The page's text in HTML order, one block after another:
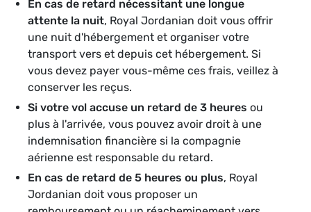
En cas de retard nécessitant une longue
attente la nuit, Royal Jordanian doit vous offrir
une nuit d'hébergement et organiser votre
transport vers et depuis cet hébergement. Si
vous devez payer vous-même ces frais, veillez à
conserver les reçus.
Si votre vol accuse un retard de 3 heures ou
plus à l'arrivée, vous pouvez avoir droit à une
indemnisation financière si la compagnie
aérienne est responsable du retard.
En cas de retard de 5 heures ou plus, Royal
Jordanian doit vous proposer un